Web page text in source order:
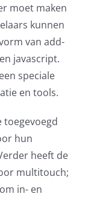
moet maken
kunnen
van add-
javascript.
speciale
en tools.
toegevoegd
hun
heeft de
multitouch;
in- en